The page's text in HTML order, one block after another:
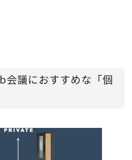
会議におすすめな「個